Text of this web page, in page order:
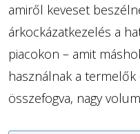
amiről keveset
árkockázatkezelés a
piacokon – amit
használnak a
összefogva, nagy